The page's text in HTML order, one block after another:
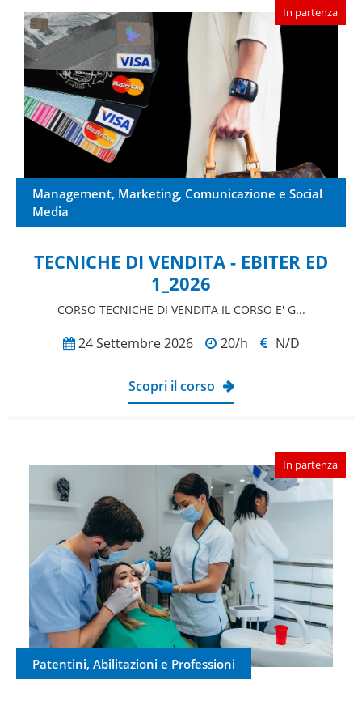
In partenza
Management, Marketing, Comunicazione e Social
Media
TECNICHE DI VENDITA - EBITER ED
1_2026
CORSO TECNICHE DI VENDITA IL CORSO E' G...
24 Settembre 2026 20/h N/D
Scopri il corso
In partenza
Patentini, Abilitazioni e Professioni